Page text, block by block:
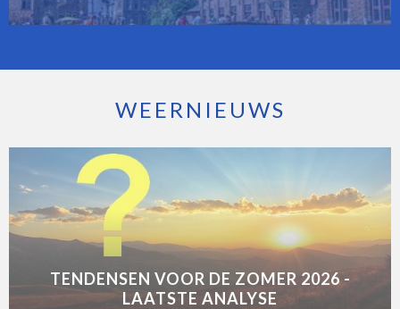
WEERNIEUWS
TENDENSEN VOOR DE ZOMER 2026 -
LAATSTE ANALYSE